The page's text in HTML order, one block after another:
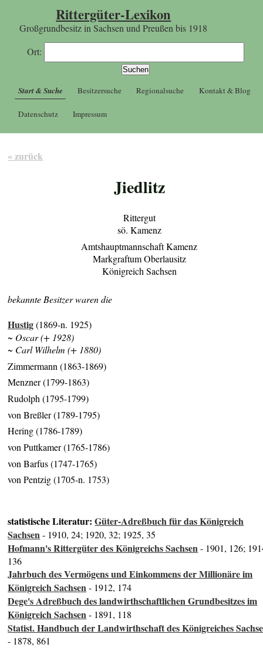
Rittergüter-Lexikon
Großgrundbesitz in Sachsen und Preußen bis 1918
Ort:
Start & Suche Besitzersuche Regionalsuche Kontakt & Blog
Datenschutz Impressum
« zurück
Jiedlitz
Rittergut
sö. Kamenz
Amtshauptmannschaft Kamenz
Markgraftum Oberlausitz
Königreich Sachsen
bekannte Besitzer waren die
Hustig(1869-n. 1925)
~ Oscar (+ 1928)
~ Carl Wilhelm (+ 1880)
Zimmermann (1863-1869)
Menzner (1799-1863)
Rudolph (1795-1799)
von Breßler (1789-1795)
Hering (1786-1789)
von Puttkamer (1765-1786)
von Barfus (1747-1765)
von Pentzig (1705-n. 1753)
statistische Literatur:Güter-Adreßbuch für das Königreich
Sachsen- 1910, 24; 1920, 32; 1925, 35
Hofmann's Rittergüter des Königreichs Sachsen- 1901, 126;
136
Jahrbuch des Vermögens und Einkommens der Millionäre im
Königreich Sachsen- 1912, 174
Dege's Adreßbuch des landwirthschaftlichen Grundbesitzes im
Königreich Sachsen- 1891, 118
Statist. Handbuch der Landwirthschaft des Königreiches
- 1878, 861